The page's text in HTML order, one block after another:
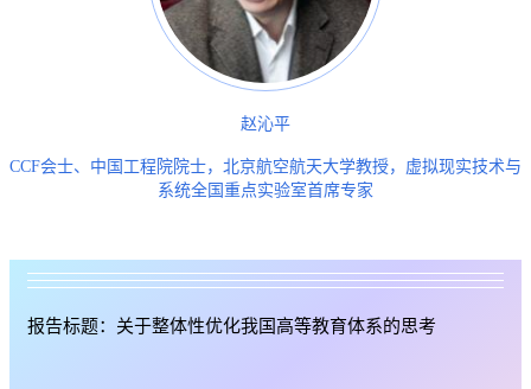
赵沁平
CCF会士、中国工程院院士，北京航空航天大学教授，虚拟现实技术与
系统全国重点实验室首席专家
报告标题：关于整体性优化我国高等教育体系的思考